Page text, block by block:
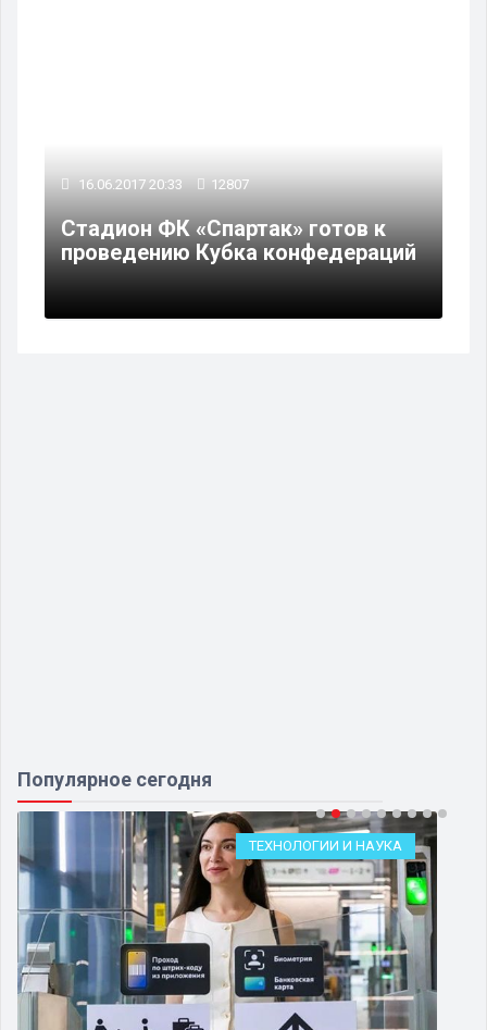
16.06.2017 20:33 12807
Стадион ФК «Спартак» готов к
проведению Кубка конфедераций
Популярное сегодня
ТЕХНОЛОГИИ И НАУКА